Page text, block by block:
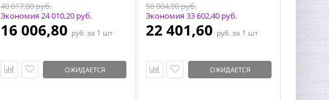
40 017,00 руб.
Экономия 24 010,20 руб.
16 006,80 руб. за 1 шт
ОЖИДАЕТСЯ
56 004,00 руб.
Экономия 33 602,40 руб.
22 401,60 руб. за 1 шт
ОЖИДАЕТСЯ